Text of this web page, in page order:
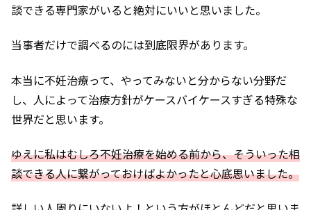
談できる専門家がいると絶対にいいと思いました。
当事者だけで調べるのには到底限界があります。
本当に不妊治療って、やってみないと分からない分野だ
し、人によって治療方針がケースバイケースすぎる特殊な
世界だと思います。
ゆえに私はむしろ不妊治療を始める前から、そういった相
談できる人に繋がっておけばよかったと心底思いました。